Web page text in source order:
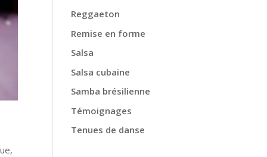
Reggaeton
Remise en forme
Salsa
Salsa cubaine
Samba brésilienne
Témoignages
Tenues de danse